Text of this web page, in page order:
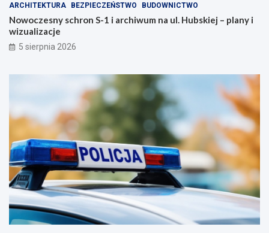
ARCHITEKTURA BEZPIECZEŃSTWO BUDOWNICTWO
Nowoczesny schron S-1 i archiwum na ul. Hubskiej – plany i
wizualizacje
5 sierpnia 2026